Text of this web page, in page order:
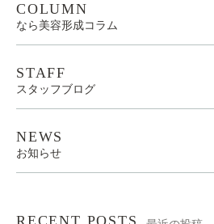
COLUMN
なら美容形成コラム
STAFF
スタッフブログ
NEWS
お知らせ